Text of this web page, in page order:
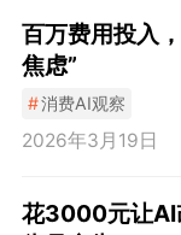
百万费用投入
焦虑”
#消费AI观察
2026年3月19日
花3000元让AI